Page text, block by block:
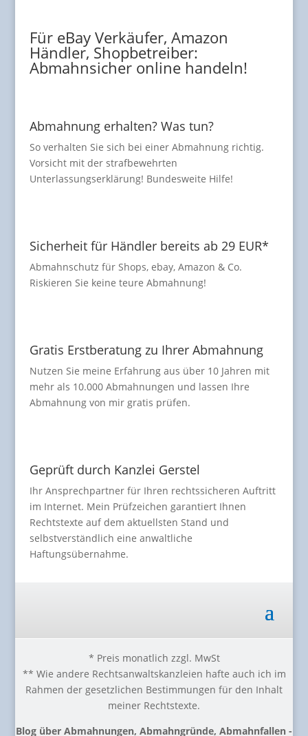
Für eBay Verkäufer, Amazon
Händler, Shopbetreiber:
Abmahnsicher online handeln!
Abmahnung erhalten? Was tun?
So verhalten Sie sich bei einer Abmahnung richtig.
Vorsicht mit der strafbewehrten
Unterlassungserklärung! Bundesweite Hilfe!
Sicherheit für Händler bereits ab 29 EUR*
Abmahnschutz für Shops, ebay, Amazon & Co.
Riskieren Sie keine teure Abmahnung!
Gratis Erstberatung zu Ihrer Abmahnung
Nutzen Sie meine Erfahrung aus über 10 Jahren mit
mehr als 10.000 Abmahnungen und lassen Ihre
Abmahnung von mir gratis prüfen.
Geprüft durch Kanzlei Gerstel
Ihr Ansprechpartner für Ihren rechtssicheren Auftritt
im Internet. Mein Prüfzeichen garantiert Ihnen
Rechtstexte auf dem aktuellsten Stand und
selbstverständlich eine anwaltliche
Haftungsübernahme.
* Preis monatlich zzgl. MwSt
** Wie andere Rechtsanwaltskanzleien hafte auch ich im
Rahmen der gesetzlichen Bestimmungen für den Inhalt
meiner Rechtstexte.
Blog über Abmahnungen, Abmahngründe, Abmahnfallen -